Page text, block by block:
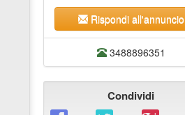
Rispondi all'annuncio
3488896351
Condividi